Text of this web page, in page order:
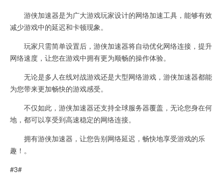
游侠加速器是为广大游戏玩家设计的网络加速工具，能够有效
减少游戏中的延迟和卡顿现象。
玩家只需简单设置后，游侠加速器将自动优化网络连接，提升
网络速度，让您在游戏中拥有更为顺畅的操作体验。
无论是多人在线对战游戏还是大型网络游戏，游侠加速器都能
为您带来更加畅快的游戏感受。
不仅如此，游侠加速器还支持全球服务器覆盖，无论您身在何
地，都可以享受到高速稳定的网络连接。
拥有游侠加速器，让您告别网络延迟，畅快地享受游戏的乐
趣！。
#3#